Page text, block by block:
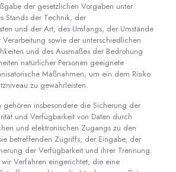
der gesetzlichen Vorgaben unter
Stands der Technik, der
und der Art, des Umfangs, der Umstände
sowie der unterschiedlichen
und des Ausmaßes der Bedrohung
natürlicher Personen geeignete
Maßnahmen, um ein dem Risiko
zu gewährleisten.
insbesondere die Sicherung der
und Verfügbarkeit von Daten durch
und elektronischen Zugangs zu den
betreffenden Zugriffs, der Eingabe, der
der Verfügbarkeit und ihrer Trennung.
wir Verfahren eingerichtet, die eine